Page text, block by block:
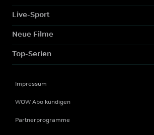
Live-Sport
Neue Filme
Top-Serien
Impressum
WOW Abo kündigen
Partnerprogramme